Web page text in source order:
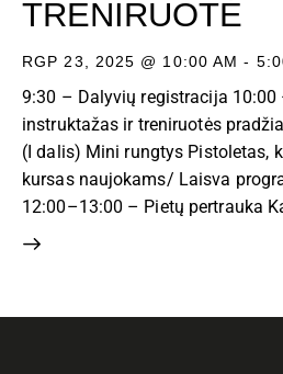
TRENIRUOTĖ
RGP 23, 2025 @ 10:00 AM -
9:30 – Dalyvių registracija 10:00
instruktažas ir treniruotės
(I dalis) Mini rungtys Pistoletas,
kursas naujokams/ Laisva
12:00–13:00 – Pietų pertrauka